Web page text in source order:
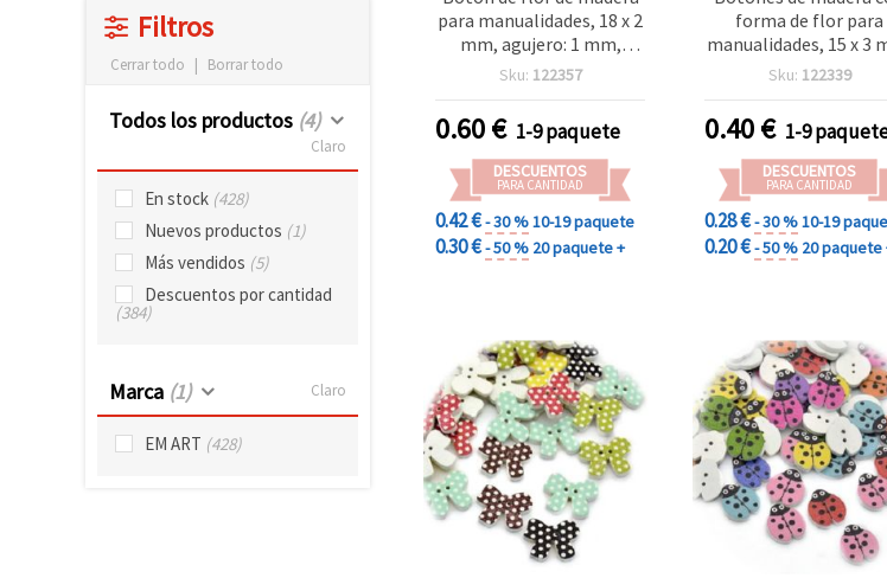
Filtros
Cerrar todo | Borrar todo
Todos los productos (4)
Claro
En stock (428)
Nuevos productos (1)
Más vendidos (5)
Descuentos por cantidad
(384)
Marca (1) Claro
EM ART (428)
para manualidades, 18 x 2
mm, agujero: 1 mm,
colores mixtos - 10 uds
Sku: 122357
0.60€ 1-9 paquete
DESCUENTOS
PARA CANTIDAD
0.42 €- 30 %10-19 paquete
0.30 €- 50 % 20 paquete +
forma de flor para
manualidades, 15 x 3
agujero de 1,5 mm,
Sku: 122339
0.40€ 1-9
DESCUENTOS
PARA CANTIDAD
0.28 €- 30 %10-19
0.20 €- 50 % 20 paquete